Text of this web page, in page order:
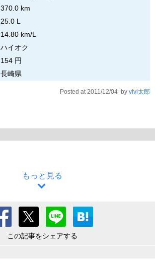
370.0 km
25.0 L
14.80 km/L
ハイオク
154 円
長崎県
Posted at 2011/12/04 by vivi太郎
もっと見る
この記事をシェアする